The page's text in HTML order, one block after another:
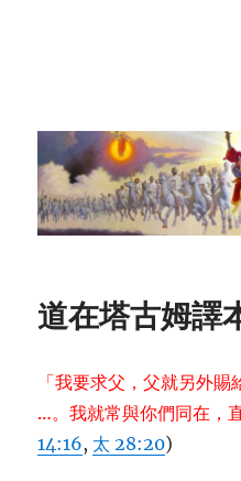
道在塔古姆譯
「我要求父，父就另外
…。我就常與你們同在，
14:16, 太 28:20)